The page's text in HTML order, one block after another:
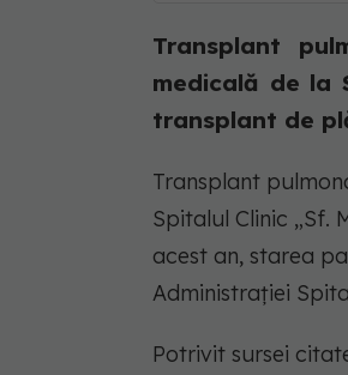
Transplant
medicală de la
transplant de
Transplant
Spitalul Clinic „Sf.
acest an, starea
Administraţiei
Potrivit sursei